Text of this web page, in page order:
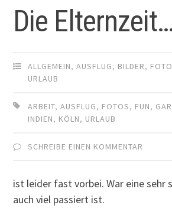
Die
ALLGEMEIN,AUSFLUG, BILDER,
URLAUB
ARBEIT,AUSFLUG, FOTOS, FUN,
INDIEN, KÖLN, URLAUB
SCHREIBE EINEN KOMMENTAR
ist leider fast vorbei. War eine sehr
auch viel passiert ist.